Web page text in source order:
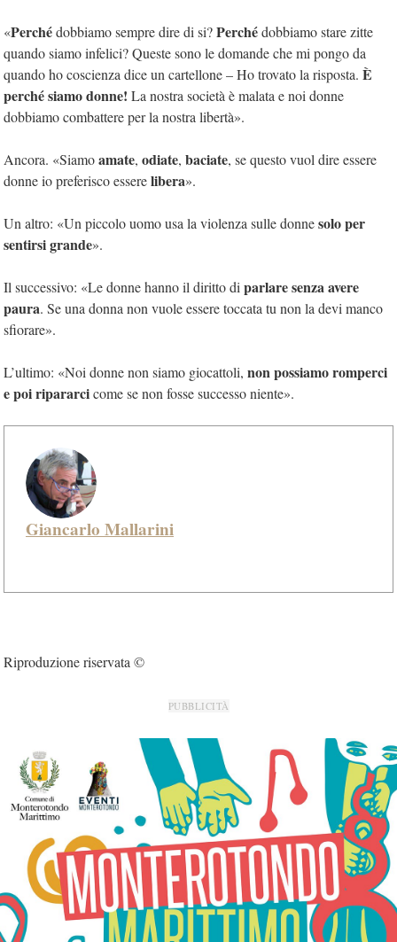
«Perchédobbiamo sempre dire di si?Perchédobbiamo stare zitte
quando siamo infelici? Queste sono le domande che mi pongo da
quando ho coscienza dice un cartellone – Ho trovato la risposta. È
perché siamo donne! La nostra società è malata e noi donne
dobbiamo combattere per la nostra libertà».
Ancora. «Siamoamate, odiate, baciate, se questo vuol dire essere
donne io preferisco esserelibera».
Un altro: «Un piccolo uomo usa la violenza sulle donnesolo per
sentirsi grande».
Il successivo: «Le donne hanno il diritto di parlare senza avere
paura. Se una donna non vuole essere toccata tu non la devi manco
sfiorare».
L’ultimo: «Noi donne non siamo giocattoli, non possiamo romperci
e poi ripararcicome se non fosse successo niente».
Giancarlo Mallarini
Riproduzione riservata ©
PUBBLICITÀ